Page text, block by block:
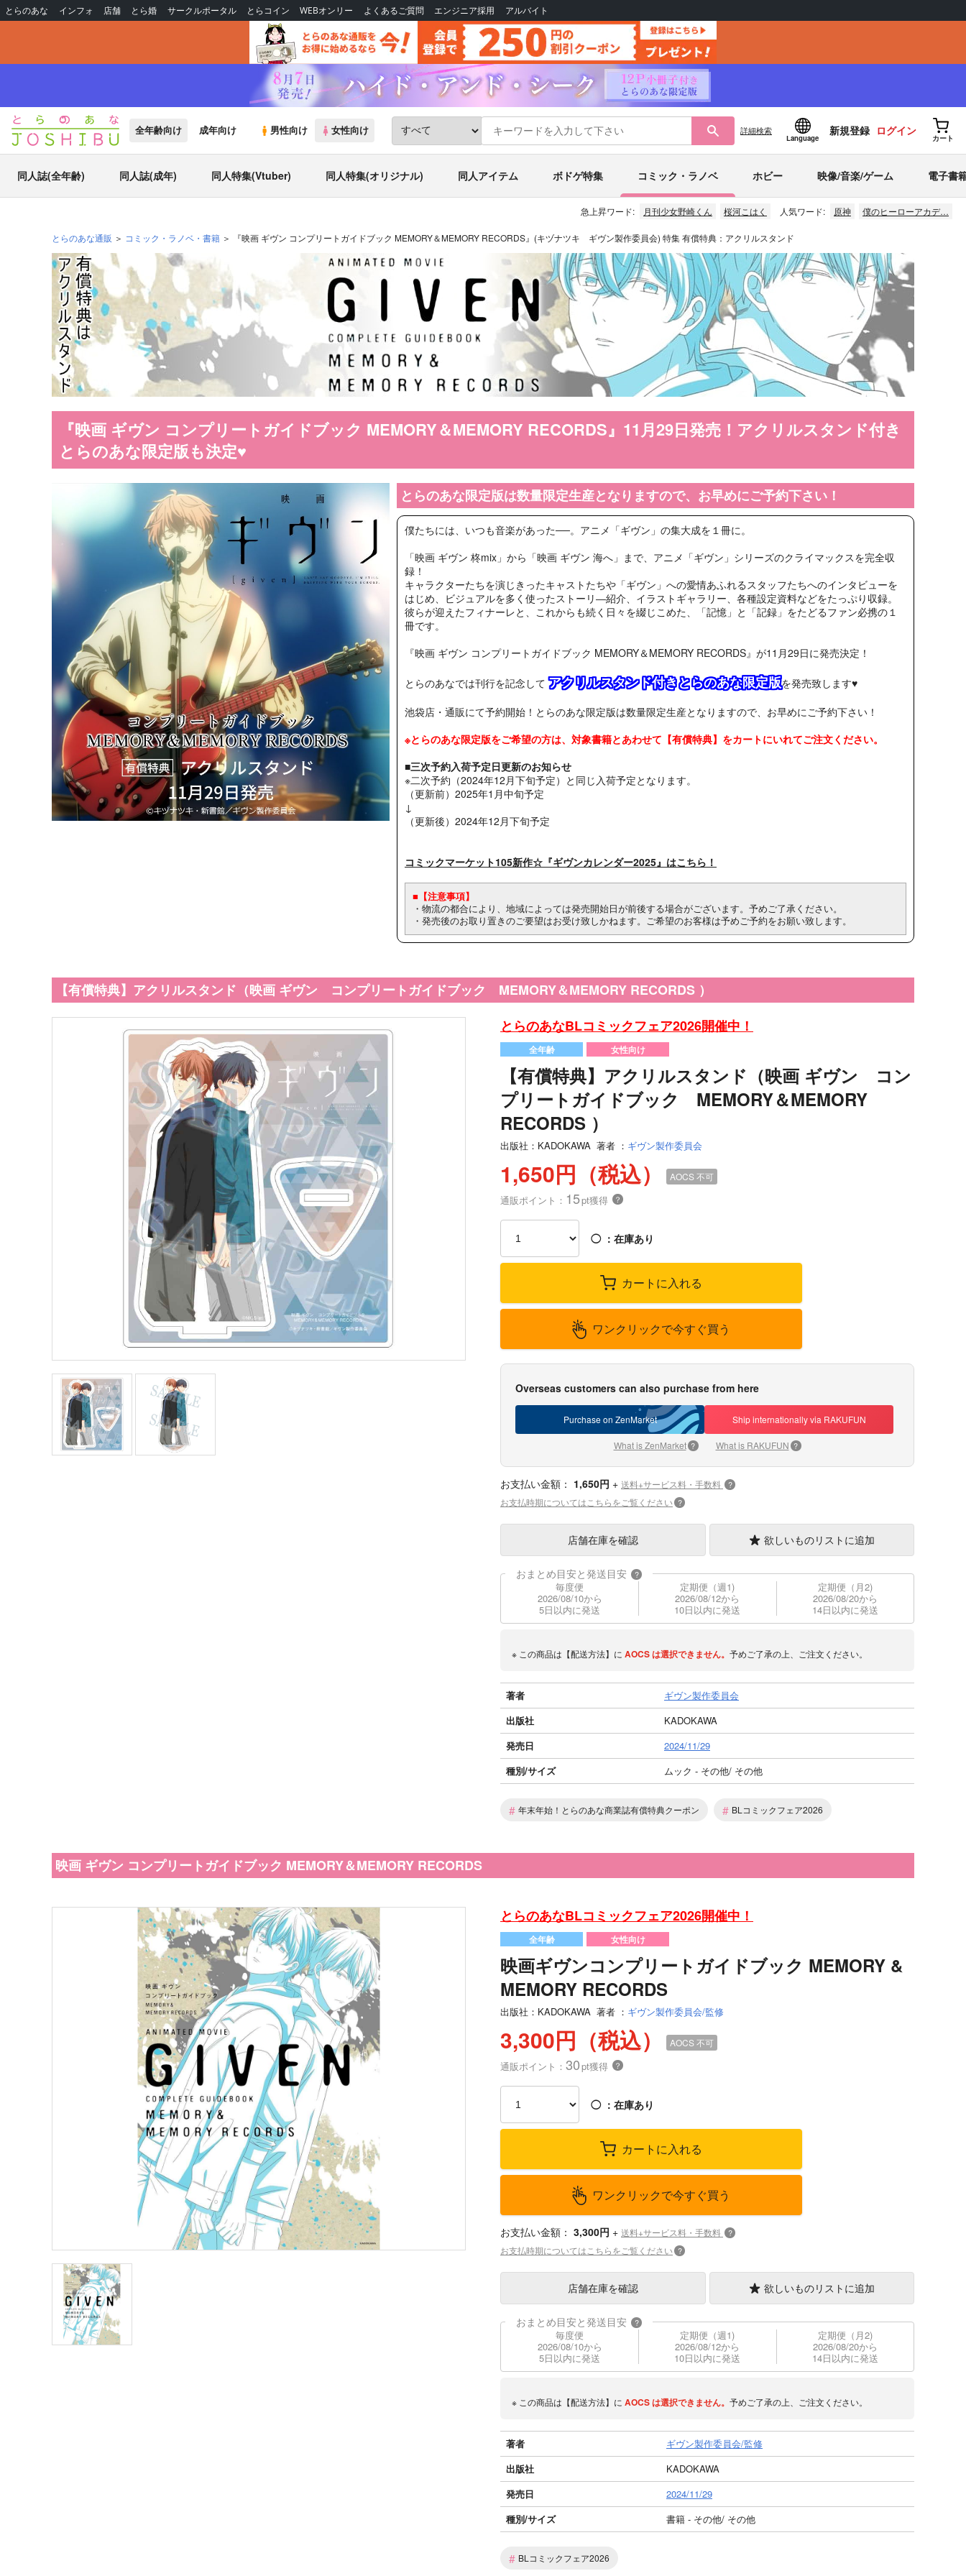
とらのあな インフォ 店舗 とら婚 サークルポータル とらコイン WEBオンリー よくあるご質問 エンジニア採用 アルバイト
全年齢向け 成年向け 男性向け 女性向け 詳細検索
Language
新規登録 ログイン
カート
同人誌(全年齢) 同人誌(成年) 同人特集(Vtuber) 同人特集(オリジナル) 同人アイテム ボドゲ特集 コミック・ラノベ ホビー 映像/音楽/ゲーム 電子書
急上昇ワード: 月刊少女野崎くん 桜河こはく 人気ワード: 原神 僕のヒーローアカデ…
とらのあな通販 コミック・ラノベ・書籍 『映画 ギヴン コンプリートガイドブック MEMORY＆MEMORY RECORDS』(キヅナツキ ギヴン製作委員会) 特集 有償特典：アクリルスタンド
『映画 ギヴン コンプリートガイドブック MEMORY＆MEMORY RECORDS』11月29日発売！アクリルスタンド付き
とらのあな限定版も決定♥
とらのあな限定版は数量限定生産となりますので、お早めにご予約下さい！
僕たちには、いつも音楽があった──。アニメ「ギヴン」の集大成を１冊に。
「映画 ギヴン 柊mix」から「映画 ギヴン 海へ」まで、アニメ「ギヴン」シリーズのクライマックスを完全収
録！
キャラクターたちを演じきったキャストたちや「ギヴン」への愛情あふれるスタッフたちへのインタビューを
はじめ、ビジュアルを多く使ったストーリ―紹介、イラストギャラリー、各種設定資料などをたっぷり収録。
彼らが迎えたフィナーレと、これからも続く日々を綴じこめた、「記憶」と「記録」をたどるファン必携の１
冊です。
『映画 ギヴン コンプリートガイドブック MEMORY＆MEMORY RECORDS』が11月29日に発売決定！
とらのあなでは刊行を記念してアクリルスタンド付きとらのあな限定版を発売致します♥
池袋店・通販にて予約開始！とらのあな限定版は数量限定生産となりますので、お早めにご予約下さい！
※とらのあな限定版をご希望の方は、対象書籍とあわせて【有償特典】をカートにいれてご注文ください。
■三次予約入荷予定日更新のお知らせ
※二次予約（2024年12月下旬予定）と同じ入荷予定となります。
（更新前）2025年1月中旬予定
↓
（更新後）2024年12月下旬予定
コミックマーケット105新作☆『ギヴンカレンダー2025』はこちら！
■【注意事項】
・物流の都合により、地域によっては発売開始日が前後する場合がございます。予めご了承ください。
・発売後のお取り置きのご要望はお受け致しかねます。ご希望のお客様は予めご予約をお願い致します。
【有償特典】アクリルスタンド（映画 ギヴン コンプリートガイドブック MEMORY＆MEMORY RECORDS ）
とらのあなBLコミックフェア2026開催中！
全年齢 女性向け
【有償特典】アクリルスタンド（映画 ギヴン コン
プリートガイドブック MEMORY＆MEMORY
RECORDS ）
出版社： KADOKAWA 著者 ： ギヴン製作委員会
1,650円（税込） AOCS不可
通販ポイント： 15pt獲得 ？
◯ ：在庫あり
カートに入れる
ワンクリックで今すぐ買う
Overseas customers can also purchase from here
Purchase on ZenMarket Ship internationally via RAKUFUN
What is ZenMarket ? What is RAKUFUN ?
お支払い金額： 1,650円 + 送料+サービス料・手数料 ?
お支払時期についてはこちらをご覧ください ?
店舗在庫を確認 欲しいものリストに追加
おまとめ目安と発送目安 ?
毎度便
2026/08/10から
5日以内に発送
定期便（週1)
2026/08/12から
10日以内に発送
定期便（月2)
2026/08/20から
14日以内に発送
※ この商品は【配送方法】に AOCSは選択できません。 予めご了承の上、ご注文ください。
著者
ギヴン製作委員会
出版社
KADOKAWA
発売日
2024/11/29
種別/サイズ
ムック - その他/ その他
# 年末年始！とらのあな商業誌有償特典クーポン # BLコミックフェア2026
映画 ギヴン コンプリートガイドブック MEMORY＆MEMORY RECORDS
とらのあなBLコミックフェア2026開催中！
全年齢 女性向け
映画ギヴンコンプリートガイドブック MEMORY &
MEMORY RECORDS
出版社： KADOKAWA 著者 ： ギヴン製作委員会/監修
3,300円（税込） AOCS不可
通販ポイント： 30pt獲得 ？
◯ ：在庫あり
カートに入れる
ワンクリックで今すぐ買う
お支払い金額： 3,300円 + 送料+サービス料・手数料 ?
お支払時期についてはこちらをご覧ください ?
店舗在庫を確認 欲しいものリストに追加
おまとめ目安と発送目安 ?
毎度便
2026/08/10から
5日以内に発送
定期便（週1)
2026/08/12から
10日以内に発送
定期便（月2)
2026/08/20から
14日以内に発送
※ この商品は【配送方法】に AOCSは選択できません。 予めご了承の上、ご注文ください。
著者
ギヴン製作委員会/監修
出版社
KADOKAWA
発売日
2024/11/29
種別/サイズ
書籍 - その他/ その他
# BLコミックフェア2026